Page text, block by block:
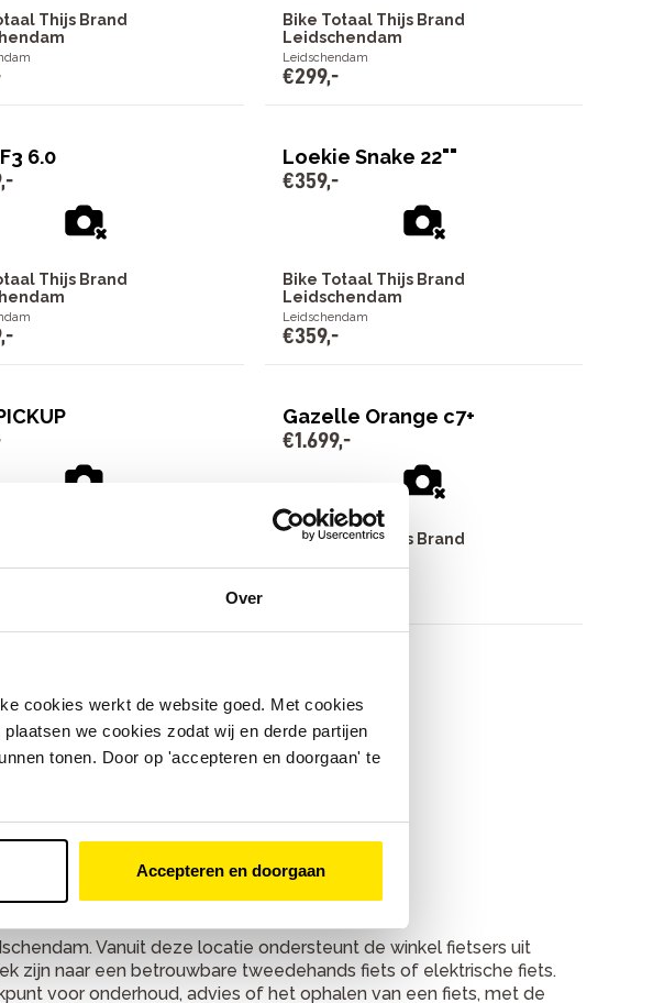
Over
cookies werkt de website goed. Met cookies
we cookies zodat wij en derde partijen
tonen. Door op 'accepteren en doorgaan' te
Accepteren en doorgaan
Thijs Brand
Bike Totaal Thijs Brand
Leidschendam
Leidschendam
€299,-
6.0
,-
Thijs Brand
,-
Loekie Snake 22""
€359,-
Bike Totaal Thijs Brand
Leidschendam
Leidschendam
€359,-
Gazelle Orange c7+
€1.699,-
Bike Totaal Thijs Brand
34 producten
regio
Vanuit deze locatie ondersteunt de winkel fietsers uit
zijn naar een betrouwbare tweedehands fiets of elektrische fiets.
voor onderhoud, advies of het ophalen van een fiets, met de